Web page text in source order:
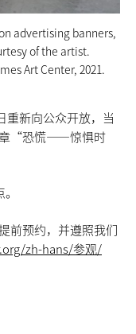
advertising banners,
of the artist.
Art Center, 2021.
重新向公众开放，当
章“恐慌——惊惧时
前预约，并遵照我们
zh-hans/参观/